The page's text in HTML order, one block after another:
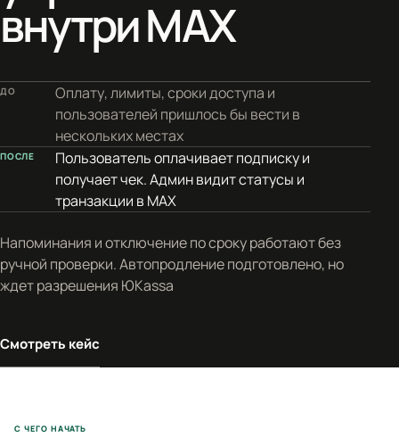
внутри MAX
ДО
Оплату, лимиты, сроки доступа и
пользователей пришлось бы вести в
нескольких местах
ПОСЛЕ
Пользователь оплачивает подписку и
получает чек. Админ видит статусы и
транзакции в MAX
Напоминания и отключение по сроку работают без
ручной проверки. Автопродление подготовлено, но
ждет разрешения ЮKassa
Смотреть кейс
С ЧЕГО НАЧАТЬ